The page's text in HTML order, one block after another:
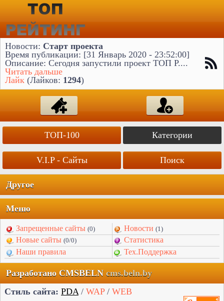
Новости: Старт проекта
Время публикации: [31 Январь 2020 - 23:52:00]
Описание: Сегодня запустили проект ТОП Р....
Читать дальше
Лайк (Лайков: 1294)
ТОП-100
V.I.P - Сайты
Категории
Поиск
Другое
Меню
Запрещенные сайты (0) Новости (1)
Новые сайты (0/0)
Статистика
Наши правила
Тех.Поддержка
Разработано CMSBELN cms.beln.by
Стиль сайта: PDA/ WAP/ WEB